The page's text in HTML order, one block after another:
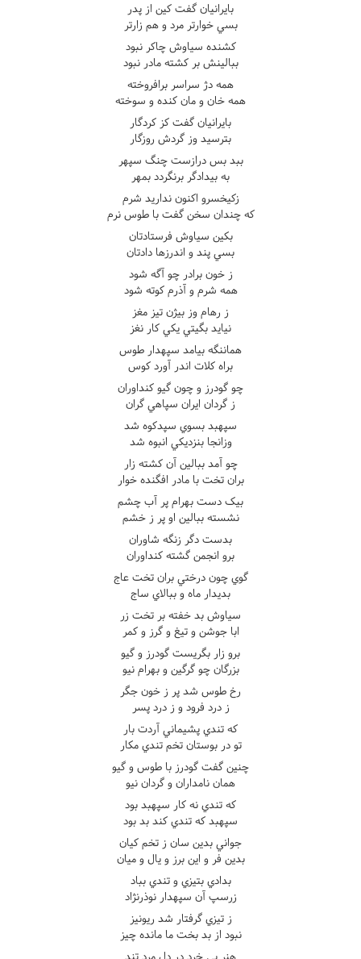
بايرانيان گفت کين از پدر
بسي خوارتر مرد و هم زارتر
کشنده سياوش چاکر نبود
ببالينش بر کشته مادر نبود
همه دژ سراسر برافروخته
همه خان و مان کنده و سوخته
بايرانيان گفت کز کردگار
بترسيد وز گردش روزگار
ببد بس درازست چنگ سپهر
به بيدادگر برنگردد بمهر
زکيخسرو اکنون نداريد شرم
که چندان سخن گفت با طوس نرم
بکين سياوش فرستادتان
بسي پند و اندرزها دادتان
ز خون برادر چو آگه شود
همه شرم و آذرم کوته شود
ز رهام وز بيژن تيز مغز
نيايد بگيتي يکي کار نغز
هماننگه بيامد سپهدار طوس
براه کلات اندر آورد کوس
چو گودرز و چون گيو کنداوران
ز گردان ايران سپاهي گران
سپهبد بسوي سپدکوه شد
وزانجا بنزديکي انبوه شد
چو آمد ببالين آن کشته زار
بران تخت با مادر افگنده خوار
بيک دست بهرام پر آب چشم
نشسته ببالين او پر ز خشم
بدست دگر زنگه شاوران
برو انجمن گشته کنداوران
گوي چون درختي بران تخت عاج
بديدار ماه و ببالاي ساج
سياوش بد خفته بر تخت زر
ابا جوشن و تيغ و گرز و کمر
برو زار بگريست گودرز و گيو
بزرگان چو گرگين و بهرام نيو
رخ طوس شد پر ز خون جگر
ز درد فرود و ز درد پسر
که تندي پشيماني آردت بار
تو در بوستان تخم تندي مکار
چنين گفت گودرز با طوس و گيو
همان نامداران و گردان نيو
که تندي نه کار سپهبد بود
سپهبد که تندي کند بد بود
جواني بدين سان ز تخم کيان
بدين فر و اين برز و يال و ميان
بدادي بتيزي و تندي بباد
زرسپ آن سپهدار نوذرنژاد
ز تيزي گرفتار شد ريونيز
نبود از بد بخت ما مانده چيز